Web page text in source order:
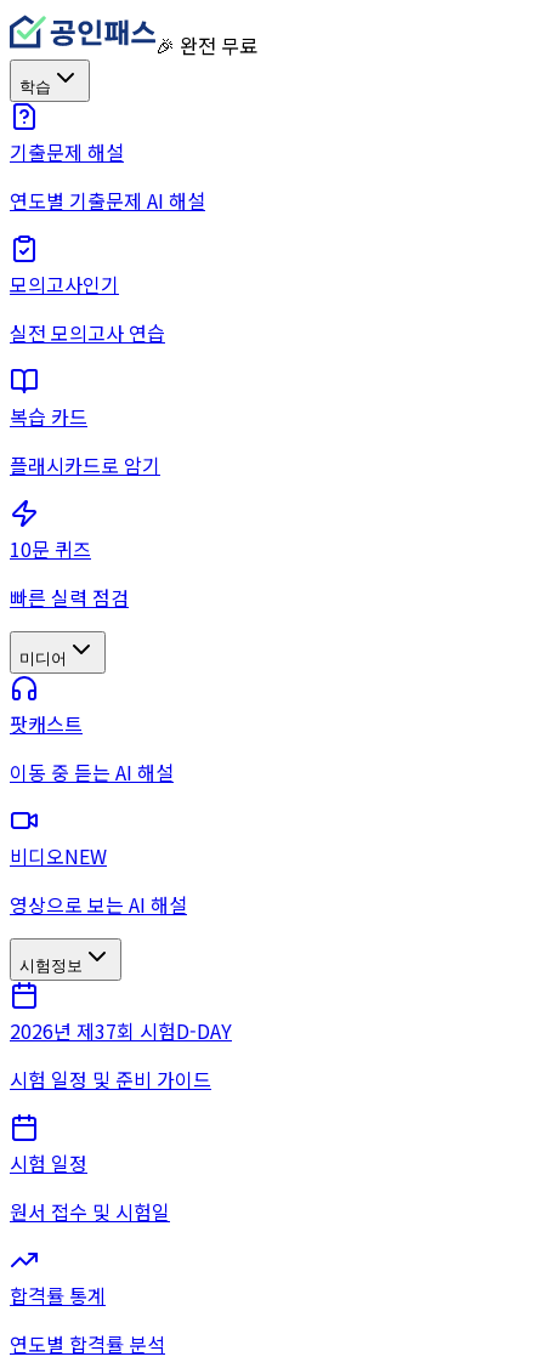
🎉 완전 무료
학습
기출문제 해설
연도별 기출문제 AI 해설
모의고사인기
실전 모의고사 연습
복습 카드
플래시카드로 암기
10문 퀴즈
빠른 실력 점검
미디어
팟캐스트
이동 중 듣는 AI 해설
비디오NEW
영상으로 보는 AI 해설
시험정보
2026년 제37회 시험D-DAY
시험 일정 및 준비 가이드
시험 일정
원서 접수 및 시험일
합격률 통계
연도별 합격률 분석